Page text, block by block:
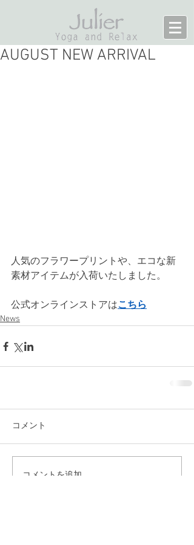
AUGUST NEW ARRIVAL
人気のフラワープリントや、エコな新
素材アイテムが入荷いたしました。
公式オンラインストアはこちら
News
コメント
コメントを追加…